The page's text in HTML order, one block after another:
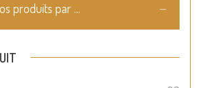
produits par ...